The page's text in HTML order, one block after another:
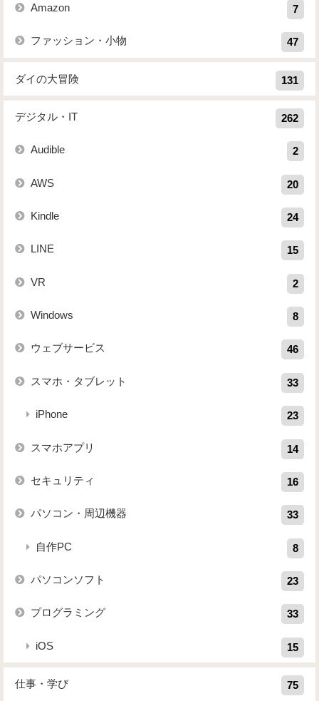
Amazon 7
ファッション・小物 47
ダイの大冒険 131
デジタル・IT 262
Audible 2
AWS 20
Kindle 24
LINE 15
VR 2
Windows 8
ウェブサービス 46
スマホ・タブレット 33
iPhone 23
スマホアプリ 14
セキュリティ 16
パソコン・周辺機器 33
自作PC 8
パソコンソフト 23
プログラミング 33
iOS 15
仕事・学び 75